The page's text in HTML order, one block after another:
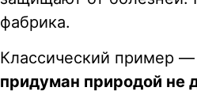
фабрика.
Классический пример
придуман природой не